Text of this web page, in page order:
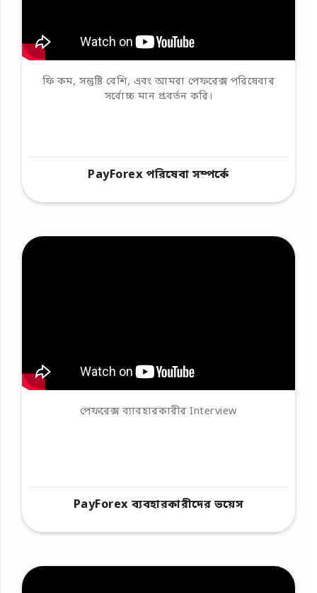
ফি কম, সন্তুষ্টি বেশি, এবং আমরা পেফরেক্স পরিষেবার
সর্বোচ্চ মান প্রবর্তন করি।
PayForex পরিষেবা সম্পর্কে
পেফরেক্স ব্যাবহারকারীর Interview
PayForex ব্যবহারকারীদের ভয়েস